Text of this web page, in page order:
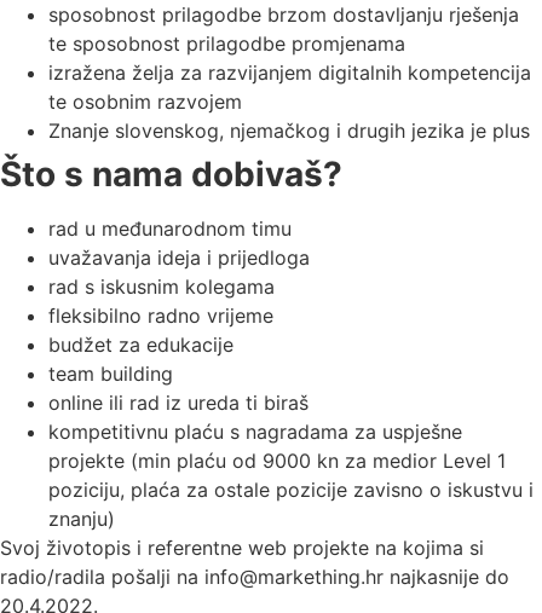
sposobnost prilagodbe brzom dostavljanju rješenja
te sposobnost prilagodbe promjenama
izražena želja za razvijanjem digitalnih kompetencija
te osobnim razvojem
Znanje slovenskog, njemačkog i drugih jezika je plus
Što s nama dobivaš?
rad u međunarodnom timu
uvažavanja ideja i prijedloga
rad s iskusnim kolegama
fleksibilno radno vrijeme
budžet za edukacije
team building
online ili rad iz ureda ti biraš
kompetitivnu plaću s nagradama za uspješne
projekte (min plaću od 9000 kn za medior Level 1
poziciju, plaća za ostale pozicije zavisno o iskustvu i
znanju)
Svoj životopis i referentne web projekte na kojima si
radio/radila pošalji na info@markething.hr najkasnije do
20.4.2022.